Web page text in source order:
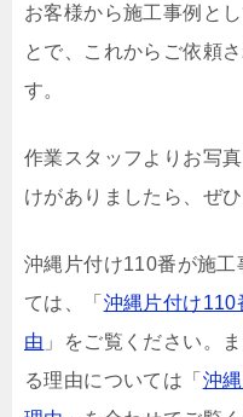
お客様から施工事例と
とで、これからご依頼
す。
作業スタッフよりお写
けがありましたら、ぜ
沖縄片付け110番が施
ては、「 沖縄片付け110
由 」をご覧ください。
る理由については「 沖